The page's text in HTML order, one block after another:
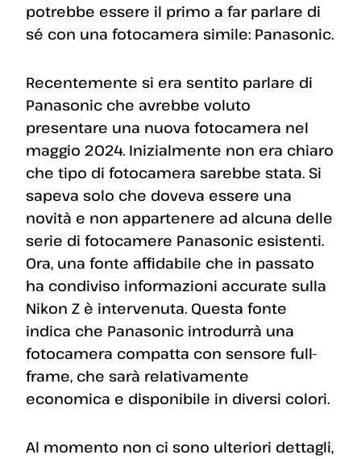
potrebbe essere il primo a far parlare di
sé con una fotocamera simile: Panasonic.
Recentemente si era sentito parlare di
Panasonic che avrebbe voluto
presentare una nuova fotocamera nel
maggio 2024. Inizialmente non era chiaro
che tipo di fotocamera sarebbe stata. Si
sapeva solo che doveva essere una
novità e non appartenere ad alcuna delle
serie di fotocamere Panasonic esistenti.
Ora, una fonte affidabile che in passato
ha condiviso informazioni accurate sulla
Nikon Z è intervenuta. Questa fonte
indica che Panasonic introdurrà una
fotocamera compatta con sensore full-
frame, che sarà relativamente
economica e disponibile in diversi colori.
Al momento non ci sono ulteriori dettagli,